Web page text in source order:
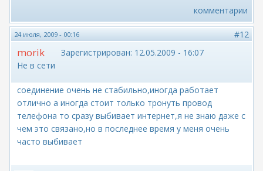
комментарии
24 июля, 2009 - 00:16 #12
morik
Не в сети
Зарегистрирован: 12.05.2009 - 16:07
соединение очень не стабильно,иногда работает
отлично а иногда стоит только тронуть провод
телефона то сразу выбивает интернет,я не знаю даже с
чем это связано,но в последнее время у меня очень
часто выбивает